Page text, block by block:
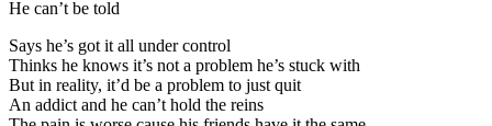
He can’t be told
Says he’s got it all under control
Thinks he knows it’s not a problem he’s stuck with
But in reality, it’d be a problem to just quit
An addict and he can’t hold the reins